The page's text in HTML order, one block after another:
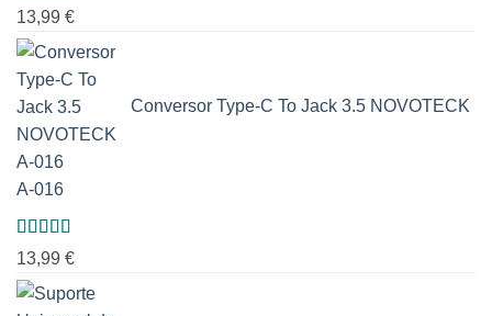
Avaliação
5.00de 5
13,99 €
Conversor Type-C To Jack 3.5 NOVOTECK
A-016
Avaliação
5.00de 5
13,99 €